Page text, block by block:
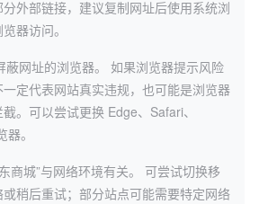
外部链接，建议复制网址后使用系统浏
器访问。
网址的浏览器。
如果浏览器提示风险
定代表网站真实违规，也可能是浏览器
。可以尝试更换 Edge、Safari、
。
商城”与网络环境有关。
可尝试切换移
稍后重试；部分站点可能需要特定网络